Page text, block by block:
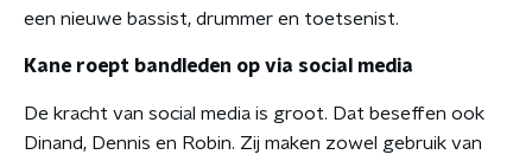
een nieuwe bassist, drummer en toetsenist.
Kane roept bandleden op via social media
De kracht van social media is groot. Dat beseffen ook
Dinand, Dennis en Robin. Zij maken zowel gebruik van